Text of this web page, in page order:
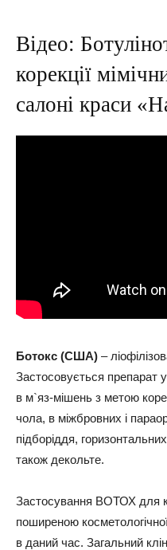
Відео:
корекції
салоні краси
Ботокс (США) –
Застосовується препарат
в м`яз-мішень з метою
чола, в міжбровних і
підборіддя,
також декольте.
Застосування ВОТОХ для
поширеною
в даний час. Загальний